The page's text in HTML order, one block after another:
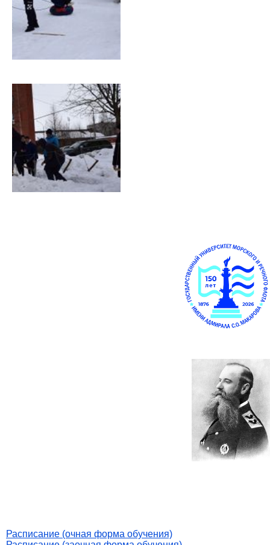
Расписание (очная форма обучения)